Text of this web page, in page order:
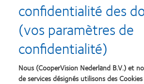
Recompenses
Learn
more
Learn
more
confidentialité des
(vos paramètres de
confidentialité)
Nous (CooperVision Nederland B.V.) et
de services désignés utilisons des